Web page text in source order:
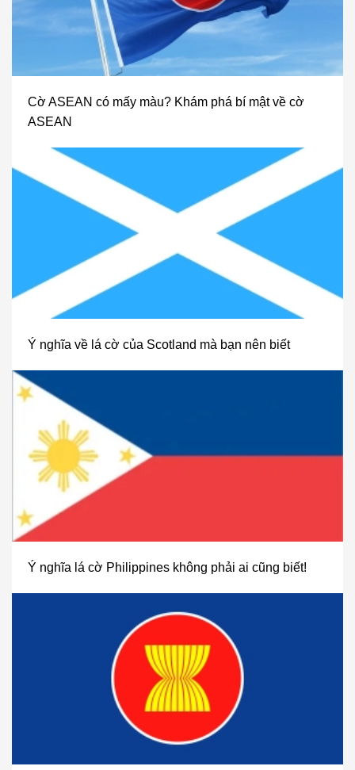
Cờ ASEAN có mấy màu? Khám phá bí mật về cờ
ASEAN
Ý nghĩa về lá cờ của Scotland mà bạn nên biết
Ý nghĩa lá cờ Philippines không phải ai cũng biết!